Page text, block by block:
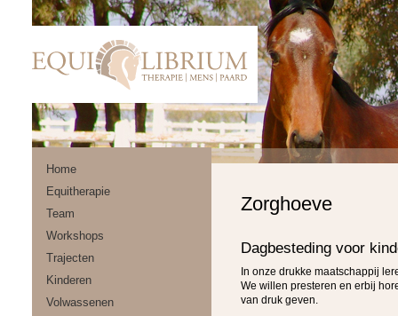
Home
Equitherapie
Team
Workshops
Trajecten
Kinderen
Volwassenen
Zorghoeve
Dagbesteding voor
In onze drukke maatschappij
We willen presteren en erbij
van druk geven.